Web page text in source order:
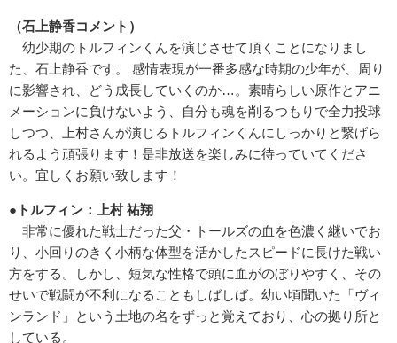
（石上静香コメント）
幼少期のトルフィンくんを演じさせて頂くことになりまし
た、石上静香です。 感情表現が一番多感な時期の少年が、周り
に影響され、どう成長していくのか…。素晴らしい原作とアニ
メーションに負けないよう、自分も魂を削るつもりで全力投球
しつつ、上村さんが演じるトルフィンくんにしっかりと繋げら
れるよう頑張ります！是非放送を楽しみに待っていてくださ
い。宜しくお願い致します！
●トルフィン：上村 祐翔
非常に優れた戦士だった父・トールズの血を色濃く継いでお
り、小回りのきく小柄な体型を活かしたスピードに長けた戦い
方をする。しかし、短気な性格で頭に血がのぼりやすく、その
せいで戦闘が不利になることもしばしば。幼い頃聞いた「ヴィ
ンランド」という土地の名をずっと覚えており、心の拠り所と
している。